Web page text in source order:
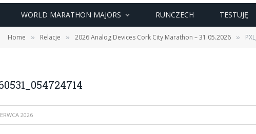
WORLD MARATHON MAJORS RUNCZECH TESTUJĘ
Home » Relacje » 2026 Analog Devices Cork City Marathon – 31.05.2026 »
2026